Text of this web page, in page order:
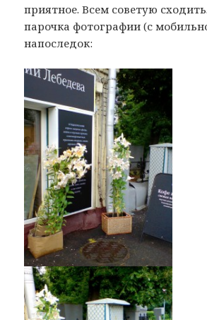
приятное. Всем советую
парочка фотографии (с
напоследок: